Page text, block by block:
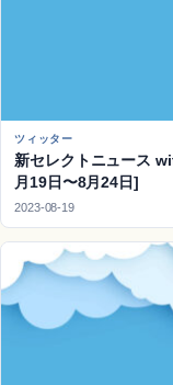
ツィッター
新セレクトニュース
月19日〜8月24日]
2023-08-19